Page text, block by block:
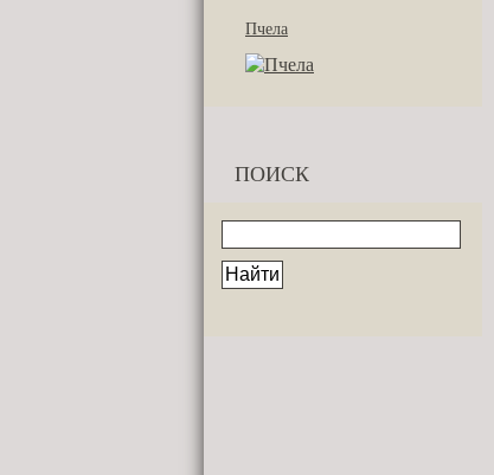
Пчела
ПОИСК